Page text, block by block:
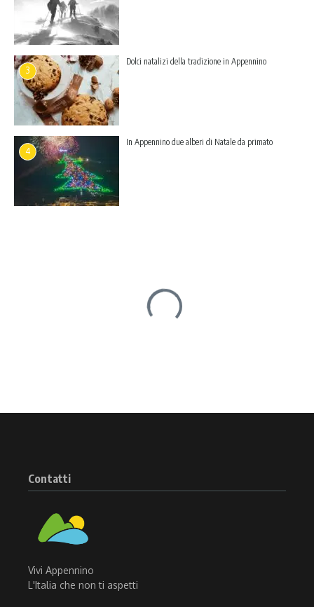
3
Dolci natalizi della tradizione in Appennino
4
In Appennino due alberi di Natale da primato
Contatti
Vivi Appennino
L'Italia che non ti aspetti